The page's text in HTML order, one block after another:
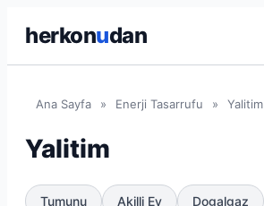
herkonudan
Ana Sayfa » Enerji Tasarrufu » Yalitim
Yalitim
Tumunu Akilli Ev Dogalgaz